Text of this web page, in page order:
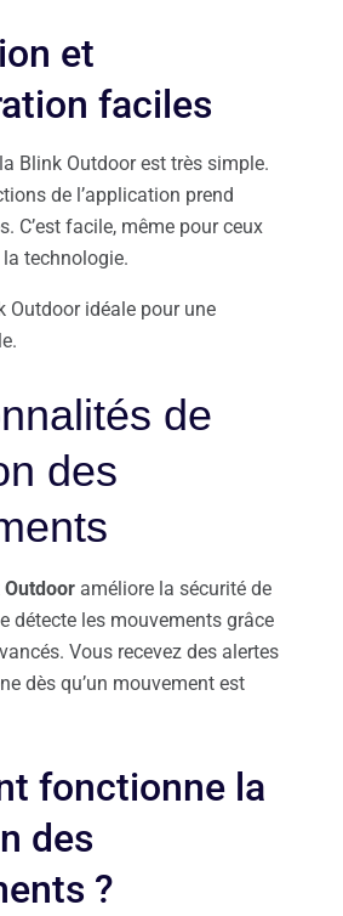
et
faciles
Blink Outdoor est très simple.
de l’application prend
C’est facile, même pour ceux
la technologie.
Outdoor idéale pour une
de
des
améliore la sécurité de
détecte les mouvements grâce
Vous recevez des alertes
dès qu’un mouvement est
fonctionne la
des
?